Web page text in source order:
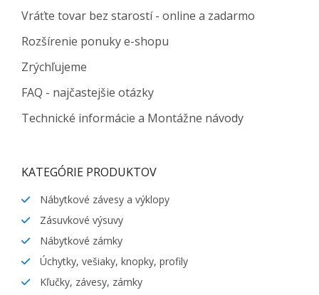
Vráťte tovar bez starostí - online a zadarmo
Rozšírenie ponuky e-shopu
Zrýchľujeme
FAQ - najčastejšie otázky
Technické informácie a Montážne návody
KATEGÓRIE PRODUKTOV
Nábytkové závesy a výklopy
Zásuvkové výsuvy
Nábytkové zámky
Úchytky, vešiaky, knopky, profily
Kľučky, závesy, zámky